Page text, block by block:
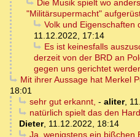
Die Musik spielt wo
"Militärsupermacht"
Volk und Eigenschaften
11.12.2022, 17:14
Es ist keinesfalls
derzeit von der BRD an
gegen uns gerichtet
Mit ihrer Aussage hat Merkel
18:01
sehr gut erkannt, - aliter,
natürlich spielt das den
Dieter, 11.12.2022, 18:14
Ja, wenigstens ein bißchen